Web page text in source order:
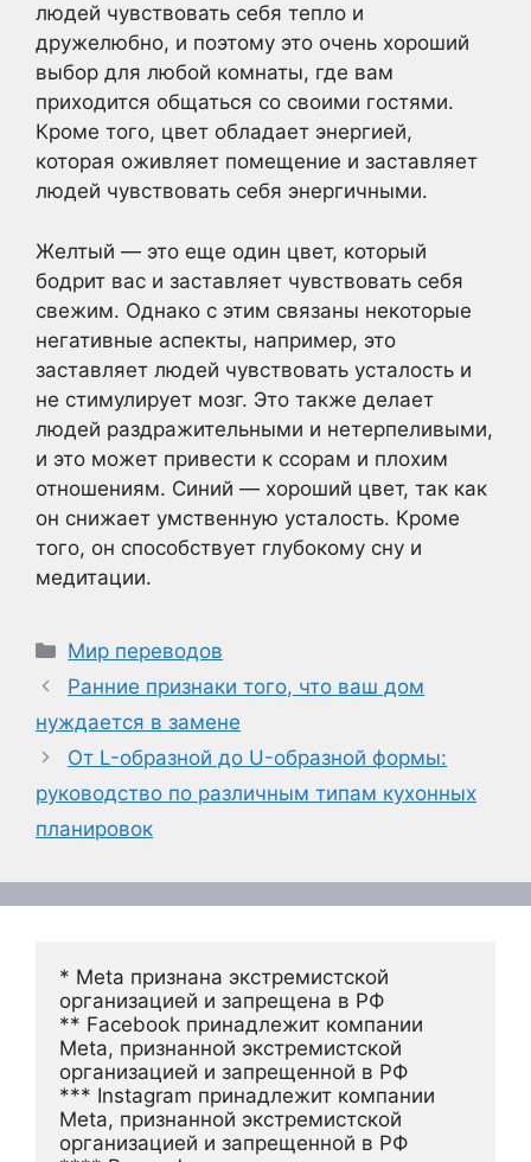
людей чувствовать себя тепло и
дружелюбно, и поэтому это очень хороший
выбор для любой комнаты, где вам
приходится общаться со своими гостями.
Кроме того, цвет обладает энергией,
которая оживляет помещение и заставляет
людей чувствовать себя энергичными.
Желтый — это еще один цвет, который
бодрит вас и заставляет чувствовать себя
свежим. Однако с этим связаны некоторые
негативные аспекты, например, это
заставляет людей чувствовать усталость и
не стимулирует мозг. Это также делает
людей раздражительными и нетерпеливыми,
и это может привести к ссорам и плохим
отношениям. Синий — хороший цвет, так как
он снижает умственную усталость. Кроме
того, он способствует глубокому сну и
медитации.
Рубрики
Мир переводов
Ранние признаки того, что ваш дом
нуждается в замене
От L-образной до U-образной формы:
руководство по различным типам кухонных
планировок
* Meta признана экстремистской
организацией и запрещена в РФ
** Facebook принадлежит компании
Meta, признанной экстремистской
организацией и запрещенной в РФ
*** Instagram принадлежит компании
Meta, признанной экстремистской
организацией и запрещенной в РФ